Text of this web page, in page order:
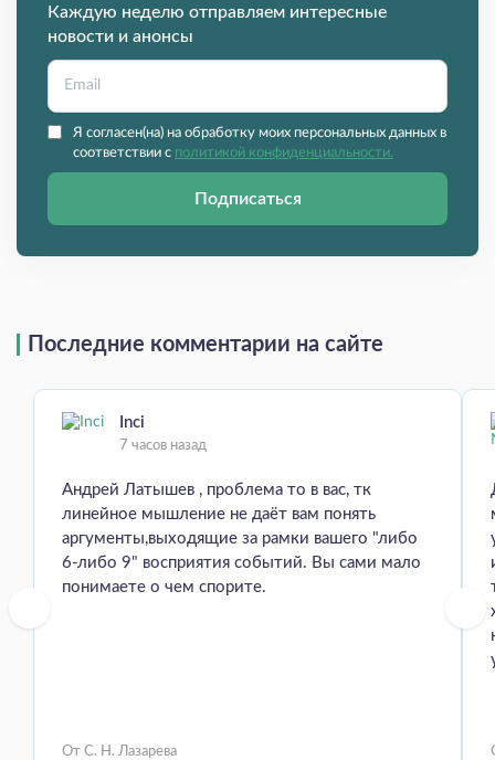
Каждую неделю отправляем интересные
новости и анонсы
Я согласен(на) на обработку моих персональных данных в
соответствии с политикой конфиденциальности.
Подписаться
Последние комментарии на сайте
Inci
7 часов назад
Андрей Латышев , проблема то в вас, тк
линейное мышление не даёт вам понять
аргументы,выходящие за рамки вашего "либо
6-либо 9" восприятия событий. Вы сами мало
понимаете о чем спорите.
От С. Н. Лазарева